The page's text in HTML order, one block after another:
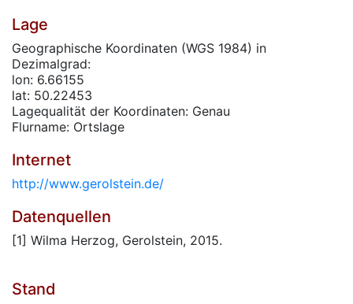
Lage
Geographische Koordinaten (WGS 1984) in
Dezimalgrad:
lon: 6.66155
lat: 50.22453
Lagequalität der Koordinaten: Genau
Flurname: Ortslage
Internet
http://www.gerolstein.de/
Datenquellen
[1] Wilma Herzog, Gerolstein, 2015.
Stand